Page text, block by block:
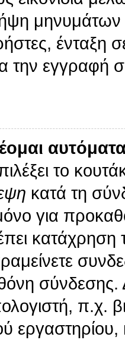
μηνυμάτων
ένταξη
την
το
κατά τη
για
σύνδεσης.
π.χ.